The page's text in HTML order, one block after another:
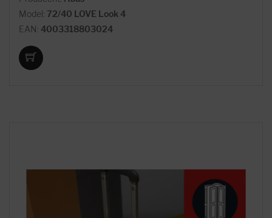
Model: 72/40 LOVE Look 4
EAN: 4003318803024